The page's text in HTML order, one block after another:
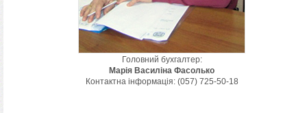
Головний бухгалтер:
Марія Василіна Фасолько
Контактна інформація: (057) 725-50-18